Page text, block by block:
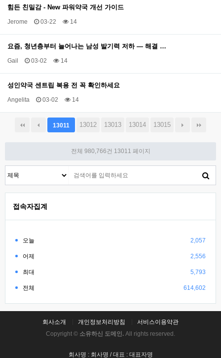
힘든 친밀감 - New 파워약국 개선 가이드
Jerome 03-22 14
요즘, 청년층부터 늘어나는 남성 발기력 저하 — 해결 …
Gail 03-02 14
성인약국 센트립 복용 전 꼭 확인하세요
Angelita 03-02 14
13011 13012 13013 13014 13015
전체 980,766건 13011 페이지
접속자집계
오늘 2,057
어제 2,556
최대 5,793
전체 614,602
회사소개 개인정보처리방침
서비스이용약관
Copyright © 소유하신 도메인. All rights reserved.
회사명 : 회사명 / 대표 : 대표자명